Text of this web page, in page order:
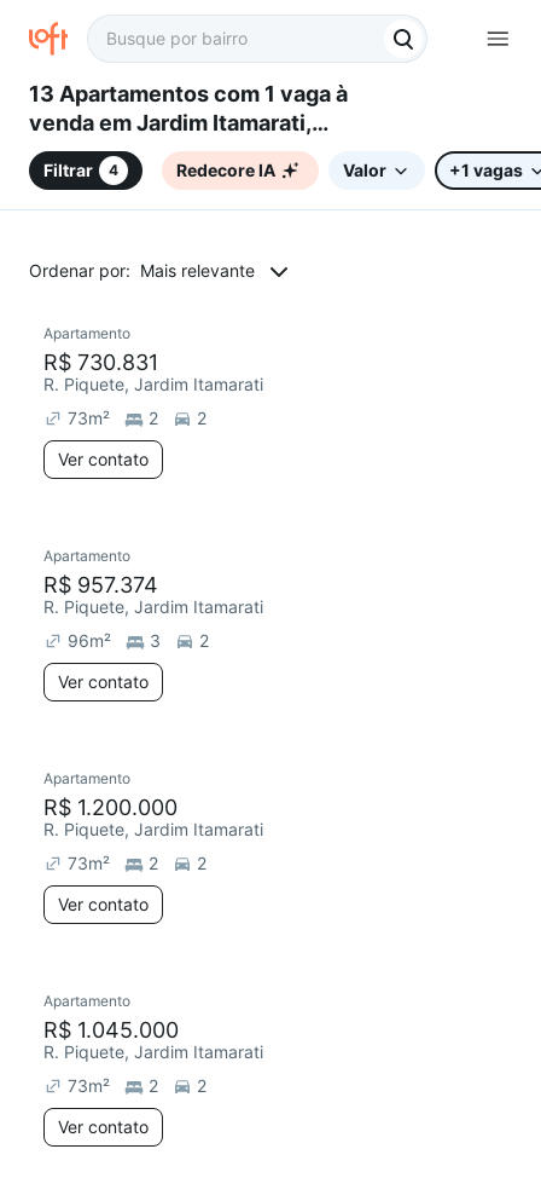
13 Apartamentos com 1 vaga à
venda em Jardim Itamarati,
Campinas, SP
Filtrar 4 Redecore IA Valor +1 vagas
Ordenar por: Mais relevante
Apartamento
R$ 730.831
R. Piquete, Jardim Itamarati
73m² 2
2
Ver contato
Apartamento
R$ 957.374
R. Piquete, Jardim Itamarati
96m² 3
2
Ver contato
Apartamento
R$ 1.200.000
R. Piquete, Jardim Itamarati
73m² 2
2
Ver contato
Chegou este mês
Apartamento
R$ 1.045.000
R. Piquete, Jardim Itamarati
73m² 2
2
Ver contato